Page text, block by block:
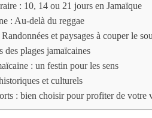
: 10, 14 ou 21 jours en Jamaïque
: Au-delà du reggae
et paysages à couper le
des plages jamaïcaines
: un festin pour les sens
et culturels
: bien choisir pour profiter de votre